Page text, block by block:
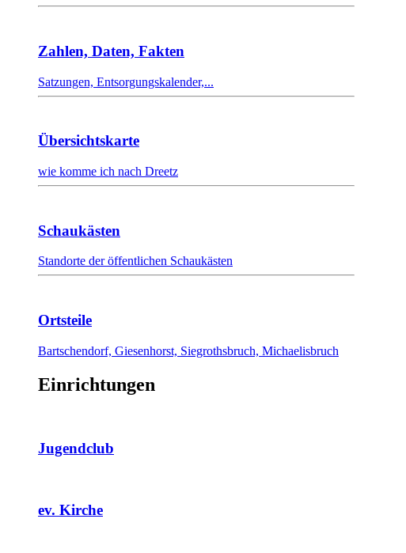
Zahlen, Daten, Fakten
Satzungen, Entsorgungskalender,...
Übersichtskarte
wie komme ich nach Dreetz
Schaukästen
Standorte der öffentlichen Schaukästen
Ortsteile
Bartschendorf, Giesenhorst, Siegrothsbruch, Michaelisbruch
Einrichtungen
Jugendclub
ev. Kirche